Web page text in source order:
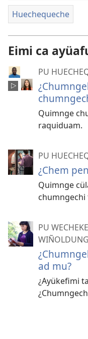
Huechequeche
Eimi ca
PU
Quimnge
raquiduam.
PU
¿Chem
Quimnge
PU
ad mu?
¿Ayükefimi